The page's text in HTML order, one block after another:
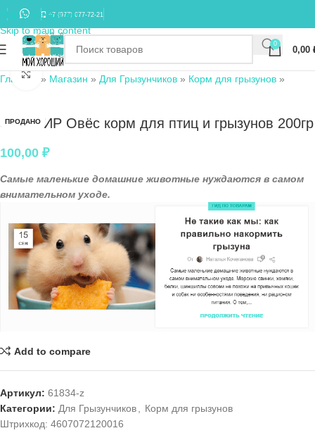
Skip to navigation
Skip to main content
+7 (977) 677-72-21
0
0,00
Главная » Магазин » Для Грызунчиков » Корм для грызунов »
ПРОДАНО
Нажмите, чтобы увеличить
ЗООМИР Овёс корм для птиц и грызунов 200гр
100,00 ₽
Самые маленькие домашние животные нуждаются в самом
внимательном уходе.
Add to compare
Артикул: 61834-z
Категории: Для Грызунчиков, Корм для грызунов
Штрихкод: 4607072120016